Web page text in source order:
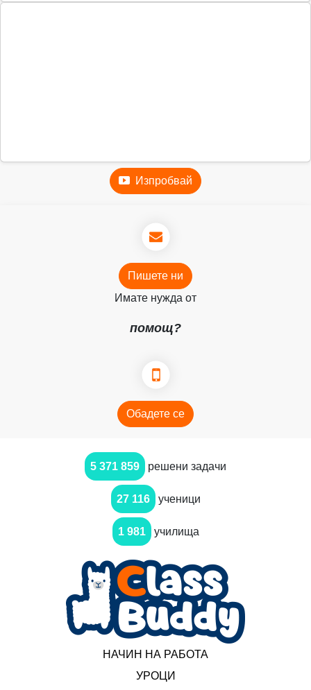
Изпробвай
Пишете ни
Имате нужда от
помощ?
Обадете се
5 371 859 решени задачи
27 116 ученици
1 981 училища
НАЧИН НА РАБОТА
УРОЦИ